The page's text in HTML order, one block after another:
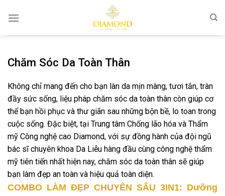
qua
Chăm Sóc Da Toàn Thân
Không chỉ mang đến cho bạn làn da mịn màng, tươi tắn, tràn
đầy sức sống, liệu pháp chăm sóc da toàn thân còn giúp cơ
thể bạn hồi phục và thư giãn sau những bộn bề, lo toan trong
cuộc sống. Đặc biệt, tại Trung tâm Chống lão hóa và Thẩm
mỹ Công nghệ cao Diamond, với sự đồng hành của đội ngũ
bác sĩ chuyên khoa Da Liễu hàng đầu cùng công nghệ thẩm
mỹ tiên tiến nhất hiện nay, chăm sóc da toàn thân sẽ giúp
bạn làm đẹp an toàn và hiệu quả toàn diện.
COMBO LÀM ĐẸP CHUYÊN SÂU 3IN1: Dưỡng